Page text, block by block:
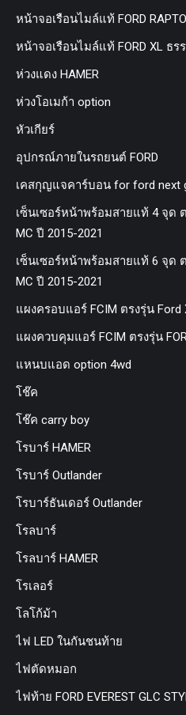
หน้าจอเรือนไมล์แท้ FORD
หน้าจอเรือนไมล์แท้ FORD XL ธร
ห่วงแดง HAMER
ห่วงโอเมก้า option
หัวเกียร์
อุปกรณ์ภายในรถยนต์ FORD
เคสกุญแจคาร์บอน for ford next
เซ็นเซอร์หน้าพร้อมสายแท้ 4 จุด
MC ปี 2015-2021
เซ็นเซอร์หน้าพร้อมสายแท้ 6 จุด
MC ปี 2015-2021
แผงครอบแอร์ FCIM ตรงรุ่น Ford
แผงควบคุมแอร์ FCIM ตรงรุ่น
แหนบแอด option 4wd
โช๊ค
โช๊ค carry boy
โรบาร์ HAMER
โรบาร์ Outlander
โรบาร์ธันเดอร์ Outlander
โรลบาร์
โรลบาร์ HAMER
โรเลอร์
โลโก้ม้า
ไฟ LED ในกันชนท้าย
ไฟตัดหมอก
ไฟท้าย FORD EVEREST GLC